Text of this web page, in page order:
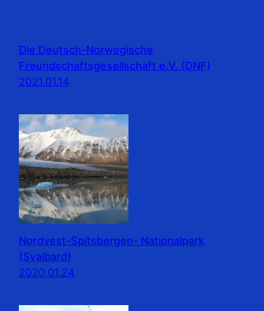
Die Deutsch-Norwegische
Freundschaftsgesellschaft e.V. (DNF)
2021.01.14
Nordvest-Spitsbergen- Nationalpark
(Svalbard)
2020.01.24